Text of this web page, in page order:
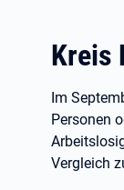
Kreis
Im
Personen
Vergleich